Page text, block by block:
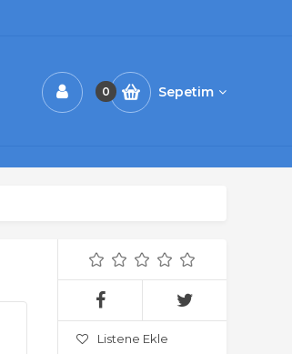
0 Sepetim
Listene Ekle